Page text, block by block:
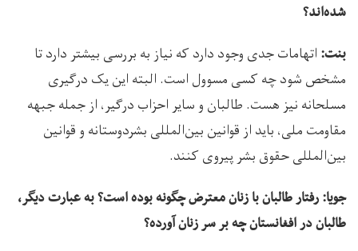
شده‌اند؟
بنت: اتهامات جدی وجود دارد که نیاز به بررسی بیشتر دارد تا
مشخص شود چه کسی مسوول است. البته این یک درگیری
مسلحانه نیز هست. طالبان و سایر احزاب درگیر، از جمله جبهه
مقاومت ملی، باید از قوانین بین‌المللی بشردوستانه و قوانین
بین‌المللی حقوق بشر پیروی کنند.
جویا: رفتار طالبان با زنان معترض چگونه بوده است؟ به عبارت دیگر،
طالبان در افغانستان چه بر سر زنان آورده؟